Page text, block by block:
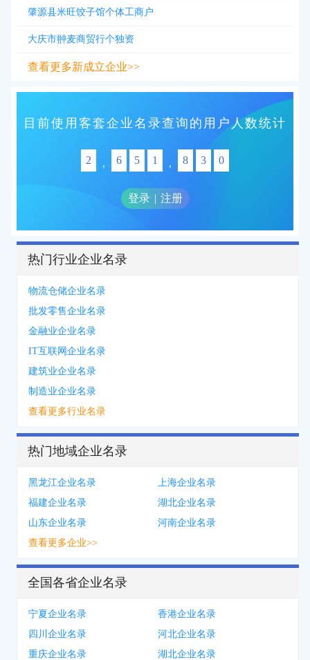
肇源县米旺饺子馆个体工商户
大庆市翀麦商贸行个独资
查看更多新成立企业>>
目前使用客套企业名录查询的用户人数统计
2 , 6 5 1 , 8 3 0
登录 | 注册
热门行业企业名录
物流仓储企业名录
批发零售企业名录
金融业企业名录
IT互联网企业名录
建筑业企业名录
制造业企业名录
查看更多行业名录
热门地域企业名录
黑龙江企业名录
上海企业名录
福建企业名录
湖北企业名录
山东企业名录
河南企业名录
查看更多企业>>
全国各省企业名录
宁夏企业名录
香港企业名录
四川企业名录
河北企业名录
重庆企业名录
湖北企业名录